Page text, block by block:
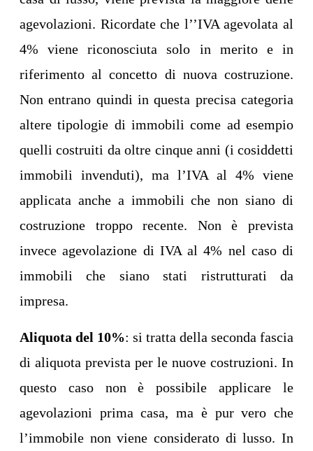
agevolazioni. Ricordate che l’’IVA agevolata al
4% viene riconosciuta solo in merito e in
riferimento al concetto di nuova costruzione.
Non entrano quindi in questa precisa categoria
altere tipologie di immobili come ad esempio
quelli costruiti da oltre cinque anni (i cosiddetti
immobili invenduti), ma l’IVA al 4% viene
applicata anche a immobili che non siano di
costruzione troppo recente. Non è prevista
invece agevolazione di IVA al 4% nel caso di
immobili che siano stati ristrutturati da
impresa.
Aliquota del 10%: si tratta della seconda fascia
di aliquota prevista per le nuove costruzioni. In
questo caso non è possibile applicare le
agevolazioni prima casa, ma è pur vero che
l’immobile non viene considerato di lusso. In